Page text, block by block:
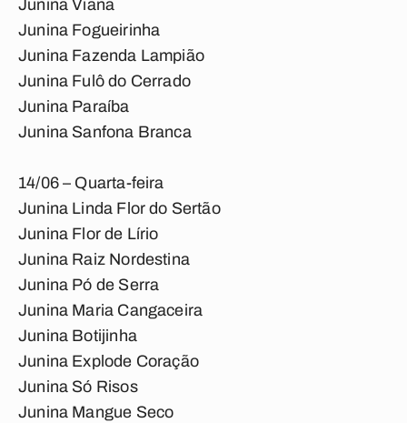
Junina Viana
Junina Fogueirinha
Junina Fazenda Lampião
Junina Fulô do Cerrado
Junina Paraíba
Junina Sanfona Branca
14/06 – Quarta-feira
Junina Linda Flor do Sertão
Junina Flor de Lírio
Junina Raiz Nordestina
Junina Pó de Serra
Junina Maria Cangaceira
Junina Botijinha
Junina Explode Coração
Junina Só Risos
Junina Mangue Seco